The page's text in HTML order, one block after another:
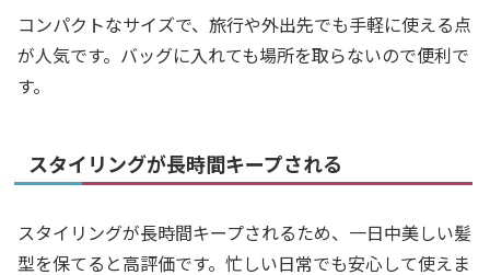
コンパクトなサイズで、旅行や外出先でも手軽に使える点
が人気です。バッグに入れても場所を取らないので便利で
す。
スタイリングが長時間キープされる
スタイリングが長時間キープされるため、一日中美しい髪
型を保てると高評価です。忙しい日常でも安心して使えま